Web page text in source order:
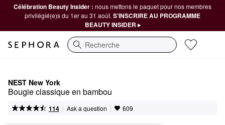
Célébration Beauty Insider : nous mettons le paquet pour nos membres
privilégié(e)s du 1er au 31 août. S’INSCRIRE AU PROGRAMME
BEAUTY INSIDER ▸
Recherche
NEST New York
Bougie classique en bambou
114 | Ask a question | 609